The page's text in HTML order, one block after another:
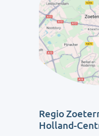
Regio
Holland-